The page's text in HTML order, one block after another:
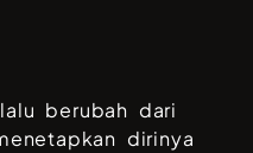
berubah dari
dirinya